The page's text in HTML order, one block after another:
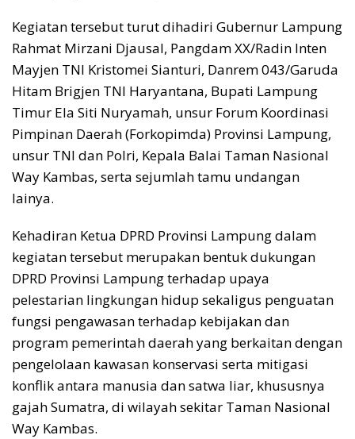
Kegiatan tersebut turut dihadiri Gubernur Lampung
Rahmat Mirzani Djausal, Pangdam XX/Radin Inten
Mayjen TNI Kristomei Sianturi, Danrem 043/Garuda
Hitam Brigjen TNI Haryantana, Bupati Lampung
Timur Ela Siti Nuryamah, unsur Forum Koordinasi
Pimpinan Daerah (Forkopimda) Provinsi Lampung,
unsur TNI dan Polri, Kepala Balai Taman Nasional
Way Kambas, serta sejumlah tamu undangan
lainya.
Kehadiran Ketua DPRD Provinsi Lampung dalam
kegiatan tersebut merupakan bentuk dukungan
DPRD Provinsi Lampung terhadap upaya
pelestarian lingkungan hidup sekaligus penguatan
fungsi pengawasan terhadap kebijakan dan
program pemerintah daerah yang berkaitan dengan
pengelolaan kawasan konservasi serta mitigasi
konflik antara manusia dan satwa liar, khususnya
gajah Sumatra, di wilayah sekitar Taman Nasional
Way Kambas.